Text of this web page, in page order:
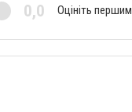
0,0 Оцініть першим